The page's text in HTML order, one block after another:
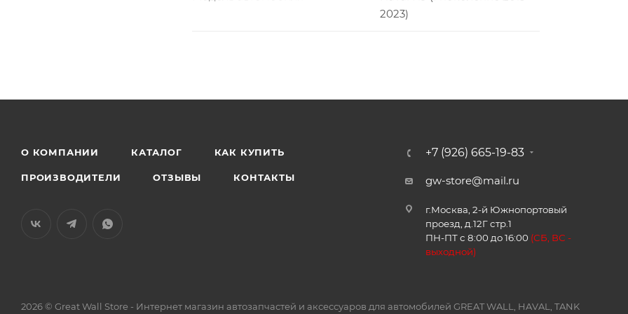
2023)
О КОМПАНИИ КАТАЛОГ КАК КУПИТЬ
ПРОИЗВОДИТЕЛИ ОТЗЫВЫ КОНТАКТЫ
+7 (926) 665-19-83
gw-store@mail.ru
г.Москва, 2-й Южнопортовый
проезд, д.12Г стр.1
ПН-ПТ с 8:00 до 16:00 (СБ, ВС -
выходной)
2026 © Great Wall Store - Интернет магазин автозапчастей и аксессуаров для автомобилей GREAT WALL, HAVAL, TANK